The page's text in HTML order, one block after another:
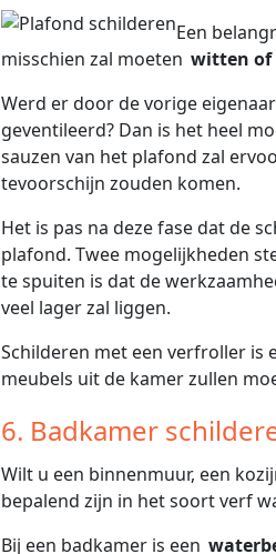
Een
misschien zal moeten witten of
Werd er door de vorige
geventileerd? Dan is het heel
sauzen van het plafond zal
tevoorschijn zouden komen.
Het is pas na deze fase dat de
plafond. Twee mogelijkheden
te spuiten is dat de
veel lager zal liggen.
Schilderen met een verfroller is
meubels uit de kamer zullen
6. Badkamer
Wilt u een binnenmuur, een
bepalend zijn in het soort verf
Bij een badkamer is een